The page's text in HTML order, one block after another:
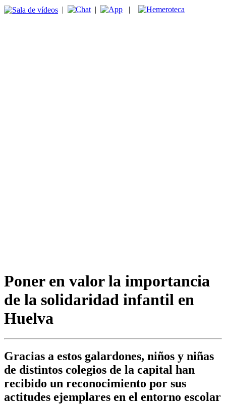
| | |
Poner en valor la importancia
de la solidaridad infantil en
Huelva
Gracias a estos galardones, niños y niñas
de distintos colegios de la capital han
recibido un reconocimiento por sus
actitudes ejemplares en el entorno escolar